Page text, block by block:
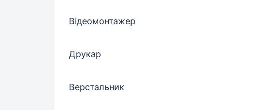
Відеомонтажер
Друкар
Верстальник